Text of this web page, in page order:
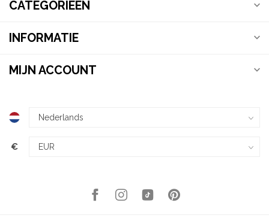
CATEGORIEËN
INFORMATIE
MIJN ACCOUNT
€